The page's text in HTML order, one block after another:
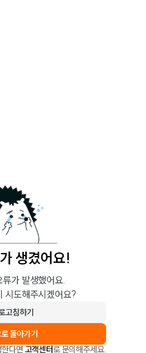
생겼어요!
류가 발생했어요.
시도해주시겠어요?
고침하기
돌아가기
다면 고객센터로 문의해주세요.